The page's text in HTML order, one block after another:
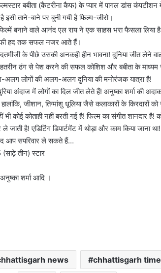
बबीता (कैटरीना कैफ) के प्यार में पागल डांस
इसी ताने-बाने पर बुनी गयी है फिल्म-जीरो।
बनाने वाले आनंद एल राय ने एक साहस भरा फैसला लिया
हद तक सफल नजर आते हैं।
के पीछे उसकी अनकही हीन भावना! दुनिया जीत लेने
ढंग से पेश करने की सफल कोशिश और बबीता के
लोगों की अलग-अलग दुनिया की मनोरंजक यात्रा है!
अंदाज में लोगों का दिल जीत लेते हैं! अनुष्का शर्मा की
जीशान, तिग्मांशु धूलिया जैसे कलाकारों के किरदारों को
कोई कोताही नहीं बरती गई है! फिल्म का संगीत शानदार है!
है! एडिटिंग डिपार्टमेंट में थोड़ा और काम किया जाना
आप सपरिवार ले सकते हैं…
तीन) स्टार
शर्मा आदि ।
news chhattisgarh